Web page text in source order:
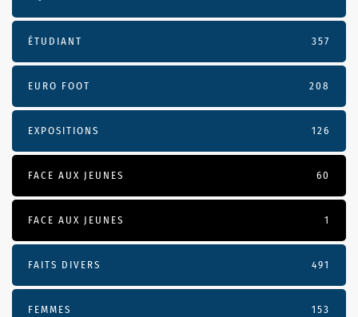
ÉTUDIANT 357
EURO FOOT 208
EXPOSITIONS 126
FACE AUX JEUNES 60
FACE AUX JEUNES 1
FAITS DIVERS 491
FEMMES 153